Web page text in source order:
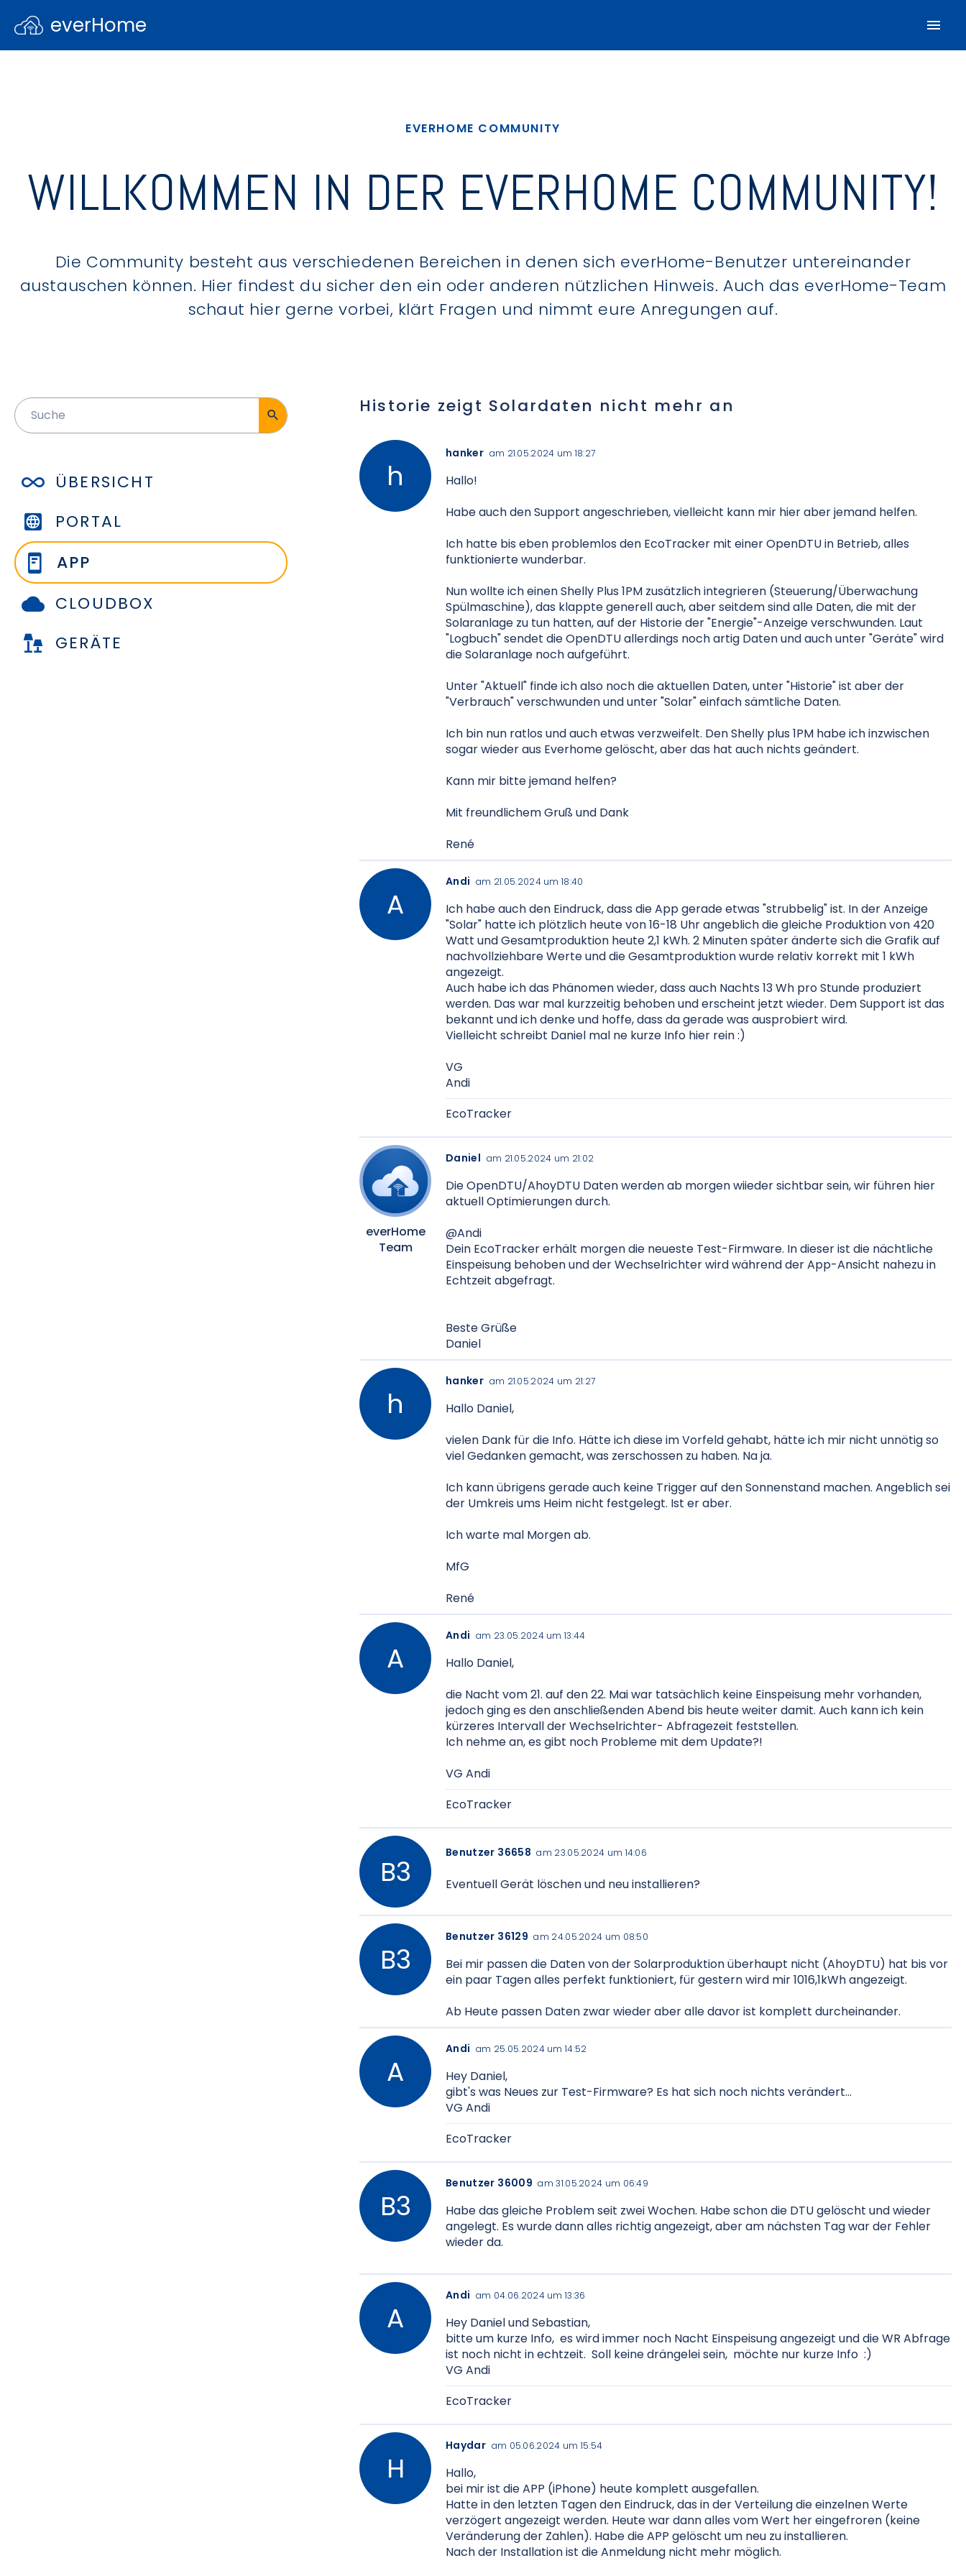
everHome
EVERHOME COMMUNITY
WILLKOMMEN IN DER EVERHOME COMMUNITY!
Die Community besteht aus verschiedenen Bereichen in denen sich everHome-Benutzer untereinander
austauschen können. Hier findest du sicher den ein oder anderen nützlichen Hinweis. Auch das everHome-Team
schaut hier gerne vorbei, klärt Fragen und nimmt eure Anregungen auf.
ÜBERSICHT
PORTAL
APP
CLOUDBOX
GERÄTE
Historie zeigt Solardaten nicht mehr an
hanker am 21.05.2024 um 18:27
Hallo!
Habe auch den Support angeschrieben, vielleicht kann mir hier aber jemand helfen.
Ich hatte bis eben problemlos den EcoTracker mit einer OpenDTU in Betrieb, alles
funktionierte wunderbar.
Nun wollte ich einen Shelly Plus 1PM zusätzlich integrieren (Steuerung/Überwachung
Spülmaschine), das klappte generell auch, aber seitdem sind alle Daten, die mit der
Solaranlage zu tun hatten, auf der Historie der "Energie"-Anzeige verschwunden. Laut
"Logbuch" sendet die OpenDTU allerdings noch artig Daten und auch unter "Geräte" wird
die Solaranlage noch aufgeführt.
Unter "Aktuell" finde ich also noch die aktuellen Daten, unter "Historie" ist aber der
"Verbrauch" verschwunden und unter "Solar" einfach sämtliche Daten.
Ich bin nun ratlos und auch etwas verzweifelt. Den Shelly plus 1PM habe ich inzwischen
sogar wieder aus Everhome gelöscht, aber das hat auch nichts geändert.
Kann mir bitte jemand helfen?
Mit freundlichem Gruß und Dank
René
Andi am 21.05.2024 um 18:40
Ich habe auch den Eindruck, dass die App gerade etwas "strubbelig" ist. In der Anzeige
"Solar" hatte ich plötzlich heute von 16-18 Uhr angeblich die gleiche Produktion von 420
Watt und Gesamtproduktion heute 2,1 kWh. 2 Minuten später änderte sich die Grafik auf
nachvollziehbare Werte und die Gesamtproduktion wurde relativ korrekt mit 1 kWh
angezeigt.
Auch habe ich das Phänomen wieder, dass auch Nachts 13 Wh pro Stunde produziert
werden. Das war mal kurzzeitig behoben und erscheint jetzt wieder. Dem Support ist das
bekannt und ich denke und hoffe, dass da gerade was ausprobiert wird.
Vielleicht schreibt Daniel mal ne kurze Info hier rein :)
VG
Andi
EcoTracker
everHome
Team
Daniel am 21.05.2024 um 21:02
Die OpenDTU/AhoyDTU Daten werden ab morgen wiieder sichtbar sein, wir führen hier
aktuell Optimierungen durch.
@Andi
Dein EcoTracker erhält morgen die neueste Test-Firmware. In dieser ist die nächtliche
Einspeisung behoben und der Wechselrichter wird während der App-Ansicht nahezu in
Echtzeit abgefragt.
Beste Grüße
Daniel
hanker am 21.05.2024 um 21:27
Hallo Daniel,
vielen Dank für die Info. Hätte ich diese im Vorfeld gehabt, hätte ich mir nicht unnötig so
viel Gedanken gemacht, was zerschossen zu haben. Na ja.
Ich kann übrigens gerade auch keine Trigger auf den Sonnenstand machen. Angeblich sei
der Umkreis ums Heim nicht festgelegt. Ist er aber.
Ich warte mal Morgen ab.
MfG
René
Andi am 23.05.2024 um 13:44
Hallo Daniel,
die Nacht vom 21. auf den 22. Mai war tatsächlich keine Einspeisung mehr vorhanden,
jedoch ging es den anschließenden Abend bis heute weiter damit. Auch kann ich kein
kürzeres Intervall der Wechselrichter- Abfragezeit feststellen.
Ich nehme an, es gibt noch Probleme mit dem Update?!
VG Andi
EcoTracker
Benutzer 36658 am 23.05.2024 um 14:06
Eventuell Gerät löschen und neu installieren?
Benutzer 36129 am 24.05.2024 um 08:50
Bei mir passen die Daten von der Solarproduktion überhaupt nicht (AhoyDTU) hat bis vor
ein paar Tagen alles perfekt funktioniert, für gestern wird mir 1016,1kWh angezeigt.
Ab Heute passen Daten zwar wieder aber alle davor ist komplett durcheinander.
Andi am 25.05.2024 um 14:52
Hey Daniel,
gibt's was Neues zur Test-Firmware? Es hat sich noch nichts verändert...
VG Andi
EcoTracker
Benutzer 36009 am 31.05.2024 um 06:49
Habe das gleiche Problem seit zwei Wochen. Habe schon die DTU gelöscht und wieder
angelegt. Es wurde dann alles richtig angezeigt, aber am nächsten Tag war der Fehler
wieder da.
Andi am 04.06.2024 um 13:36
Hey Daniel und Sebastian,
bitte um kurze Info, es wird immer noch Nacht Einspeisung angezeigt und die WR Abfrage
ist noch nicht in echtzeit. Soll keine drängelei sein, möchte nur kurze Info :)
VG Andi
EcoTracker
Haydar am 05.06.2024 um 15:54
Hallo,
bei mir ist die APP (iPhone) heute komplett ausgefallen.
Hatte in den letzten Tagen den Eindruck, das in der Verteilung die einzelnen Werte
verzögert angezeigt werden. Heute war dann alles vom Wert her eingefroren (keine
Veränderung der Zahlen). Habe die APP gelöscht um neu zu installieren.
Nach der Installation ist die Anmeldung nicht mehr möglich.